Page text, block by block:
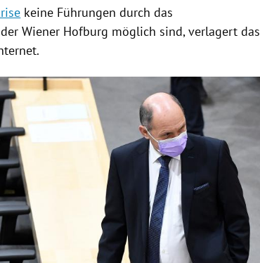
keine Führungen durch das
Wiener Hofburg möglich sind, verlagert das